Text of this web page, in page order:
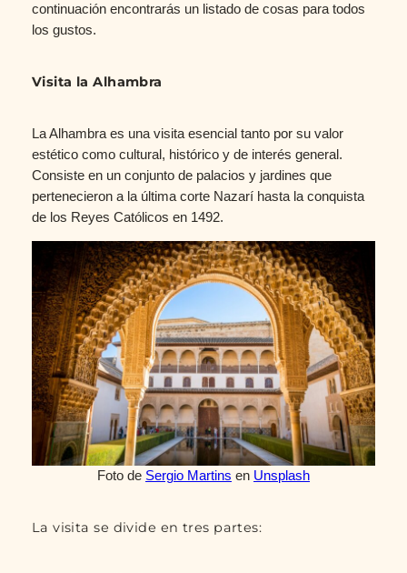
continuación encontrarás un listado de cosas para todos
los gustos.
Visita la Alhambra
La Alhambra es una visita esencial tanto por su valor
estético como cultural, histórico y de interés general.
Consiste en un conjunto de palacios y jardines que
pertenecieron a la última corte Nazarí hasta la conquista
de los Reyes Católicos en 1492.
Foto de Sergio Martins en Unsplash
La visita se divide en tres partes: